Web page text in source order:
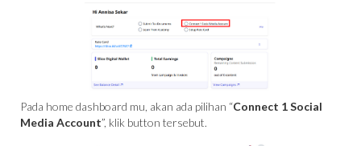
Pada home dashboard mu, akan ada pilihan “Connect 1 Social
Media Account”, klik button tersebut.